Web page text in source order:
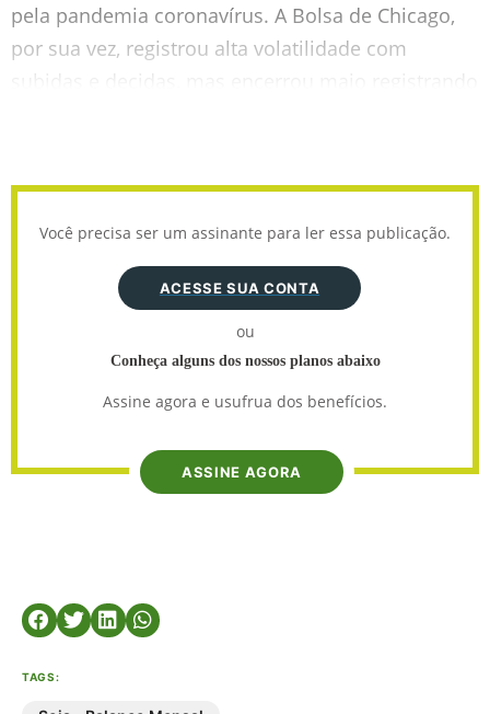
pela pandemia coronavírus. A Bolsa de Chicago,
por sua vez, registrou alta volatilidade com
subidas e decidas, mas encerrou maio registrando
Você precisa ser um assinante para ler essa publicação.
ACESSE SUA CONTA
ou
Conheça alguns dos nossos planos abaixo
Assine agora e usufrua dos benefícios.
ASSINE AGORA
TAGS: